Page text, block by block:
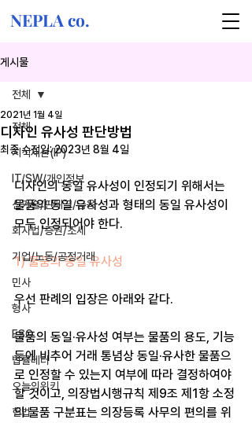
NEPLA co.
게시물
전체
지식재산(IP)
IT/SW/개인정보
신기술/핀테크/금융
회사법/증권/조세
기업/노동/공정거래
민사
형사
ESG
법률레터
오늘의위키
헌법
전체
디자인 유사성 판단방법
2021년 1월 4일
최종 수정일:2023년 8월 4일
디자인의 동일 유사성이 인정되기 위해서는
물품의 동일 유사성과 형태의 동일 유사성이
모두 인정되어야 한다.
1) 물품의 동일 유사성
우선 판례의 입장은 아래와 같다.
물품의 동일·유사성 여부는 물품의 용도, 기능
등에 비추어 거래 통념상 동일·유사한 물품으
로 인정할 수 있는지 여부에 따라 결정하여야
할 것이고, 의장법시행규칙 제9조 제1항 소정
의 물품 구분표는 의장등록 사무의 편의를 위